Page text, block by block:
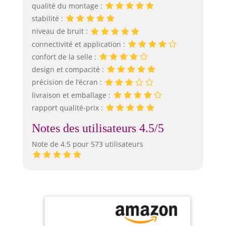
qualité du montage :
stabilité :
niveau de bruit :
connectivité et application :
confort de la selle :
design et compacité :
précision de l’écran :
livraison et emballage :
rapport qualité-prix :
Notes des utilisateurs 4.5/5
Note de 4.5 pour 573 utilisateurs